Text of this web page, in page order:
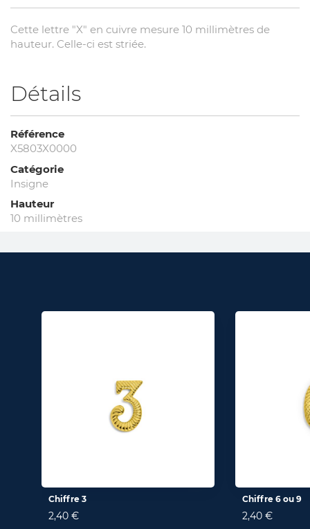
Cette lettre "X" en cuivre mesure 10 millimètres de
hauteur. Celle-ci est striée.
Détails
Référence
X5803X0000
Catégorie
Insigne
Hauteur
10 millimètres
Chiffre 3
2,40 €
Chiffre 6 ou 9
2,40 €